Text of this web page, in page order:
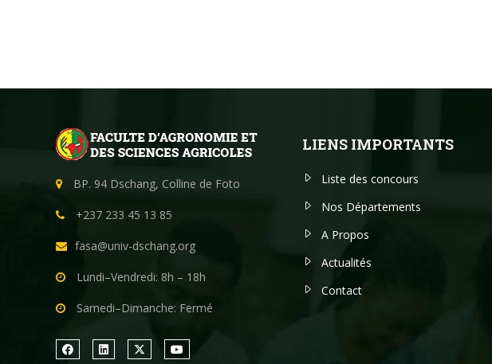
BP. 94 Dschang, Colline de Foto
+237 233 45 13 85
fasa@univ-dschang.org
Lundi–Vendredi: 8h – 18h
Samedi–Dimanche: Fermé
LIENS IMPORTANTS
Liste des concours
Nos Départements
A Propos
Actualités
Contact